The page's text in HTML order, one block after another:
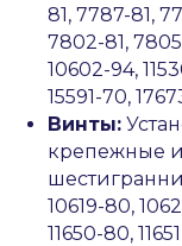
81, 7787-81,
7802-81,
10602-94,
15591-70,
Винты:
крепежные
10619-80,
11650-80,